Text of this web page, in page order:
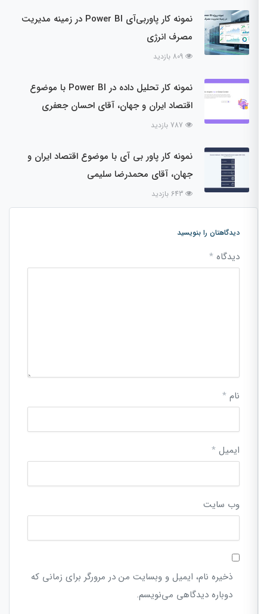
نمونه کار پاوربی‌آی Power BI در زمینه مدیریت
مصرف انرژی
809 بازدید
نمونه کار تحلیل داده در Power BI با موضوع
اقتصاد ایران و جهان، آقای احسان جعفری
787 بازدید
نمونه کار پاور بی آی با موضوع اقتصاد ایران و
جهان، آقای محمدرضا سلیمی
643 بازدید
دیدگاهتان را بنویسید
دیدگاه*
نام*
ایمیل*
وب‌ سایت
ذخیره نام، ایمیل و وبسایت من در مرورگر برای زمانی که
دوباره دیدگاهی می‌نویسم.